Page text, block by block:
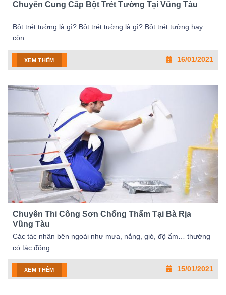
Chuyên Cung Cấp Bột Trét Tường Tại Vũng Tàu
16/01/2021
Bột trét tường là gì? Bột trét tường là gì? Bột trét tường hay
còn ...
XEM THÊM
Chuyên Thi Công Sơn Chống Thấm Tại Bà Rịa
Vũng Tàu
15/01/2021
Các tác nhân bên ngoài như mưa, nắng, gió, độ ẩm… thường
có tác động ...
XEM THÊM